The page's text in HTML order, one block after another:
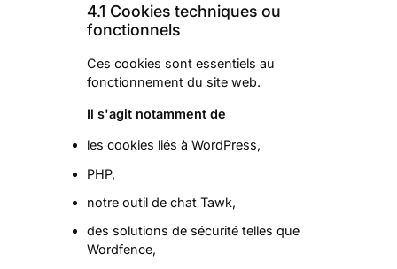
4.1 Cookies techniques ou
fonctionnels
Ces cookies sont essentiels au
fonctionnement du site web.
Il s'agit notamment de
les cookies liés à WordPress,
PHP,
notre outil de chat Tawk,
des solutions de sécurité telles que
Wordfence,